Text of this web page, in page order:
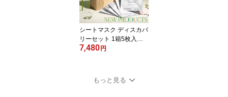
回復 水分保持力 紫外線
錯乱 正規品
シートマスク ディスカバ
リーセット 1箱5枚入り
全5種類 セット スノーフ
フェイスパック フェイス
マスク オーガニック ス
7,480 円
もっと見る